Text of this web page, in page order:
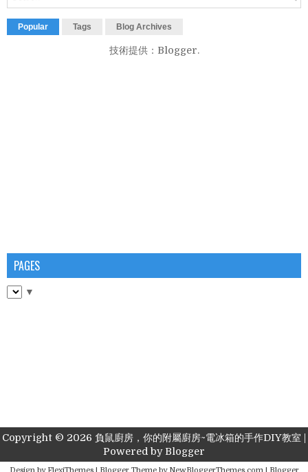
Popular Tags Blog Archives
技術提供： Blogger.
PAGES
▼
Copyright © 2026 負鼠廚房，你的附屬廚房~電冰箱的手作DIY教室
Powered byBlogger